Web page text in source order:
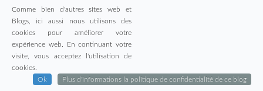
N
MON MOBILE ET MOI : LE PIXEL 5
ET LA NAVIGATION PAR GESTES.
Comme bien d'autres sites web et
Blogs, ici aussi nous utilisons des
cookies pour améliorer votre
expérience web. En continuant votre
visite, vous acceptez l'utilisation de
cookies.
Ok
Plus d'informations la politique de confidentialité de ce blog